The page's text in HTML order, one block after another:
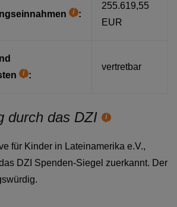
Hilfetext
:
255.619,55
EUR
Hilfetext
:
vertretbar
durch das DZI Hilfetext
für Kinder in Lateinamerika e.V.,
DZI Spenden-Siegel zuerkannt. Der